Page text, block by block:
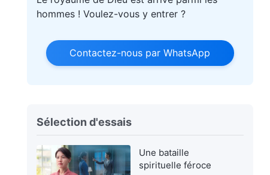
hommes ! Voulez-vous y entrer ?
Contactez-nous par WhatsApp
Sélection d'essais
Une bataille
spirituelle féroce